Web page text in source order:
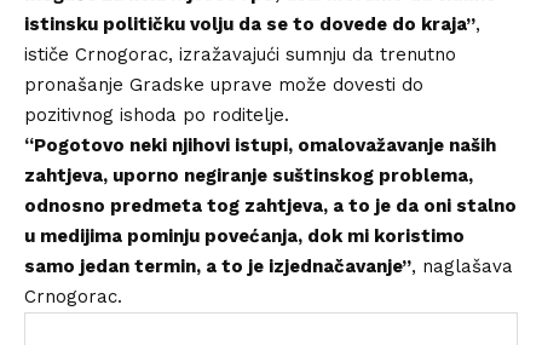
istinsku političku volju da se to dovede do kraja”,
ističe Crnogorac, izražavajući sumnju da trenutno
pronašanje Gradske uprave može dovesti do
pozitivnog ishoda po roditelje.
“Pogotovo neki njihovi istupi, omalovažavanje naših
zahtjeva, uporno negiranje suštinskog problema,
odnosno predmeta tog zahtjeva, a to je da oni stalno
u medijima pominju povećanja, dok mi koristimo
samo jedan termin, a to je izjednačavanje”, naglašava
Crnogorac.